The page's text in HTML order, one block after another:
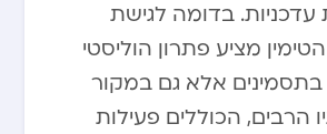
עדכניות. בדומה לגישת
מציע פתרון הוליסטי
אלא גם במקור
הרבים, הכוללים פעילות